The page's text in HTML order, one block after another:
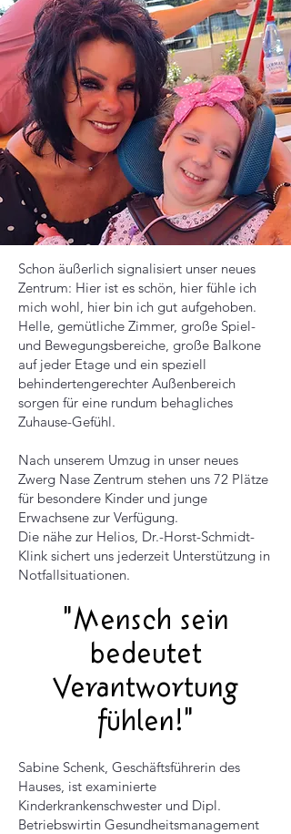
Schon äußerlich signalisiert unser neues
Zentrum: Hier ist es schön, hier fühle ich
mich wohl, hier bin ich gut aufgehoben.
Helle, gemütliche Zimmer, große Spiel-
und Bewegungsbereiche, große Balkone
auf jeder Etage und ein speziell
behindertengerechter Außenbereich
sorgen für eine rundum behagliches
Zuhause-Gefühl.
Nach unserem Umzug in unser neues
Zwerg Nase Zentrum stehen uns 72 Plätze
für besondere Kinder und junge
Erwachsene zur Verfügung.
Die nähe zur Helios, Dr.-Horst-Schmidt-
Klink sichert uns jederzeit Unterstützung in
Notfallsituationen.
"Mensch sein
bedeutet
Verantwortung
fühlen!"
Sabine Schenk, Geschäftsführerin des
Hauses, ist examinierte
Kinderkrankenschwester und Dipl.
Betriebswirtin Gesundheitsmanagement